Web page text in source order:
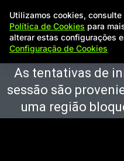
Utilizamos cookies, consulte
Política de Cookies para
alterar estas configurações
Configuração de Cookies